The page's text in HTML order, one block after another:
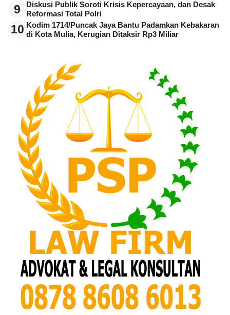
9
Diskusi Publik Soroti Krisis Kepercayaan, dan Desak
Reformasi Total Polri
10 Kodim 1714/Puncak Jaya Bantu Padamkan Kebakaran
di Kota Mulia, Kerugian Ditaksir Rp3 Miliar